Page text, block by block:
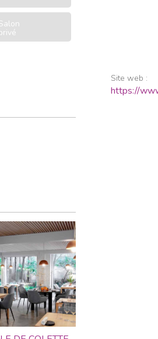
Site web :
https://